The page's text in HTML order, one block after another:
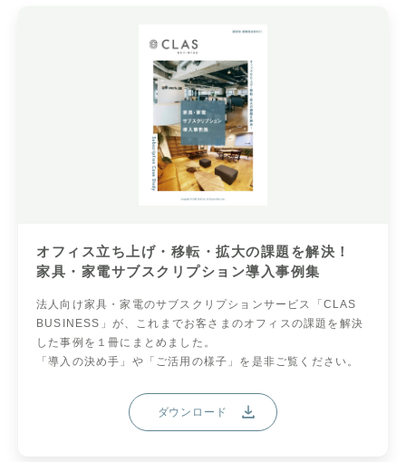
オフィス立ち上げ・移転・拡大の課題を解決！
家具・家電サブスクリプション導入事例集
法人向け家具・家電のサブスクリプションサービス「CLAS
BUSINESS」が、これまでお客さまのオフィスの課題を解決
した事例を１冊にまとめました。
「導入の決め手」や「ご活用の様子」を是非ご覧ください。
ダウンロード